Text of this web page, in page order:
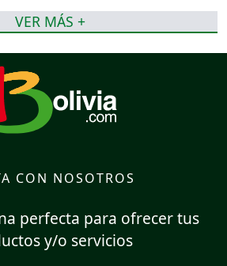
VER MÁS +
CON NOSOTROS
perfecta para ofrecer tus
y/o servicios